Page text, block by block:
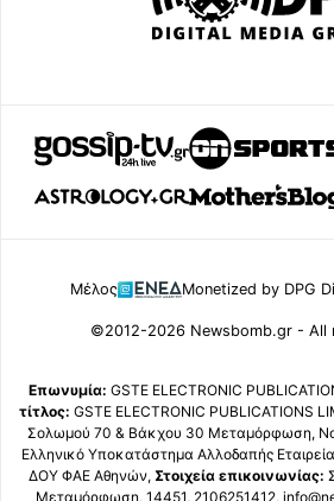
Μέλος Monetized by DPG
©2012-2026 Newsbomb.gr - All
Επωνυμία: GSTE ELECTRONIC
τίτλος: GSTE ELECTRONIC PUBLICATIONS
Σολωμού 70 & Βάκχου 30 Μεταμόρφωση,
Ελληνικό Υποκατάστημα Αλλοδαπής
ΔΟΥ ΦΑΕ Αθηνών, Στοιχεία επικοινωνίας:
Μεταμόρφωση, 14451, 2106251412,